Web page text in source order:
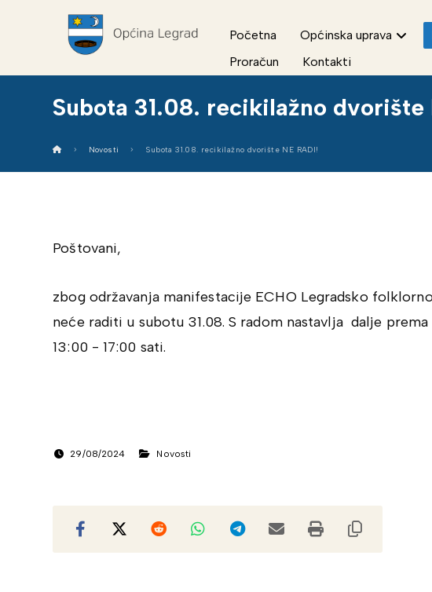
Početna Općinska uprava
Proračun
Kontakti
Subota 31.08. recikilažno dvorište
Novosti Subota 31.08. recikilažno dvorište NE RADI!
Poštovani,
zbog održavanja manifestacije ECHO Legradsko
neće raditi u subotu 31.08. S radom nastavlja dalje
13:00 - 17:00 sati.
29/08/2024 Novosti